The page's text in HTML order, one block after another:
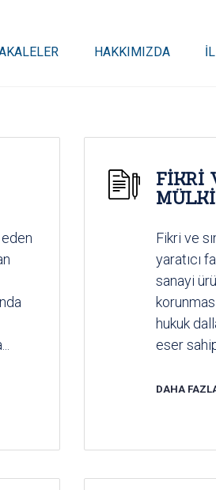
HAKKIMIZDA
FİKRİ
Fikri ve
yaratıcı
sanayi
hukuk
eser
DAHA